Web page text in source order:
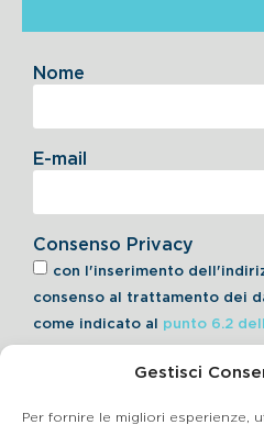
Gestisci
Per fornire le migliori esperienze,
Consenso Privacy
con l'inserimento
consenso al trattamento dei
come indicato al punto 6.2
Nome
E-mail
Iscriviti alla